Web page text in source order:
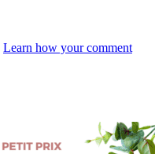
Learn how your comment